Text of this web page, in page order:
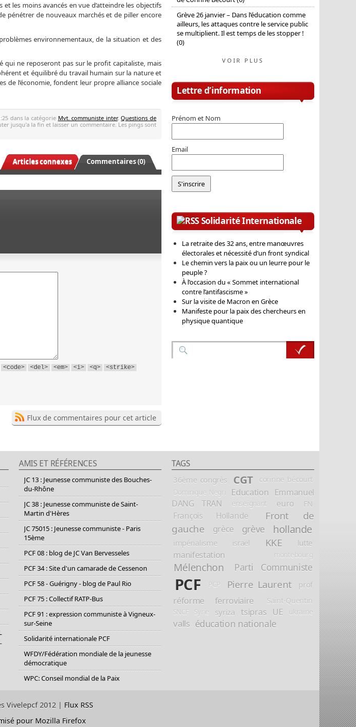
les moins avancés en vue d’atteindre les objectifs
pénétrer de nouveaux marchés et de piller encore
environnementaux, de la situation et des
qui ne reposeront pas sur le profit capitaliste, mais
et équilibré du travail humain sur la nature et
de l’économie, fondent leur propre alliance sociale
dans la catégorie Mvt. communiste inter,Questions de
jusqu'a la fin et laisser un commentaire. Les pings sont
Commentaires (0)
Articles connexes
<code> <del> <em> <i> <q>
<strike>
Flux de commentaires pour cet article
Grève 26 janvier – Dans l’éducation comme
ailleurs, les attaques contre le service public
se multiplient. Il est temps de les stopper !
(0)
VOIR PLUS
Lettre d’information
Prénom et Nom
Email
Solidarité Internationale
La retraite des 32 ans, entre manœuvres
électorales et nécessité d’un front syndical
Le chemin vers la paix ou un leurre pour le
peuple ?
À l’occasion du « Sommet international
contre l’antifascisme »
Sur la visite de Macron en Grèce
Manifeste pour la paix des chercheurs en
physique quantique
AMIS ET RÉFÉRENCES
JC 13 : Jeunesse communiste des Bouches-
du-Rhône
JC 38 : Jeunesse communiste de Saint-
Martin d'Hères
JC 75015 : Jeunesse communiste - Paris
15ème
PCF 08 : blog de JC Van Bervesseles
PCF 34 : Site d'un camarade de Cessenon
PCF 58 - Guérigny - blog de Paul Rio
PCF 75 : Collectif RATP-Bus
PCF 91 : expression communiste à Vigneux-
sur-Seine
Solidarité internationale PCF
WFDY/Fédération mondiale de la jeunesse
démocratique
WPC: Conseil mondial de la Paix
TAGS
36ème congrès CGT corinne bécourt
Dominique Negri Education
Emmanuel
DANG TRAN
enseignant euro FN
François Hollande
Front de
gauche
grèce grève hollande
impérialisme israël KKE lutte
manifestation montebourg
Mélenchon Parti Communiste
PCF PCP Pierre Laurent prof
réforme ferroviaire Saint-Quentin
SNCF Syrie syriza tsipras UE ukraine
valls éducation nationale
Vivelepcf 2012 | Flux RSS
pour Mozilla Firefox